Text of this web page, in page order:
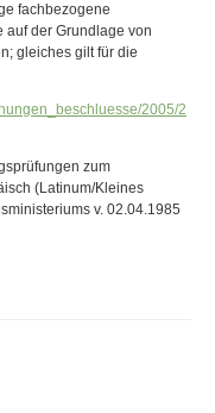
fachbezogene
auf der Grundlage von
gleiches gilt für die
2005/2
zum
(Latinum/Kleines
v. 02.04.1985